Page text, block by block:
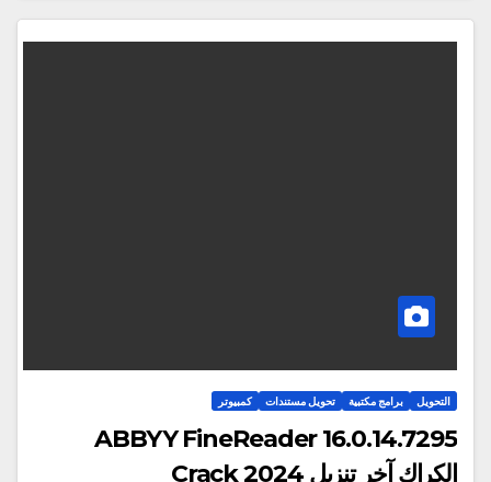
التحويل برامج مكتبية تحويل مستندات كمبيوتر
ABBYY FineReader 16.0.14.7295
الكراك آخر تنزيل Crack 2024